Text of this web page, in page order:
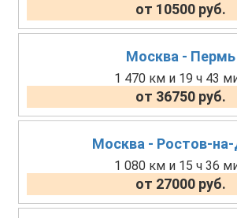
от 10500 руб.
Москва - Пермь
1 470 км и 19 ч 43
от 36750 руб.
Москва - Ростов-
1 080 км и 15 ч 36
от 27000 руб.